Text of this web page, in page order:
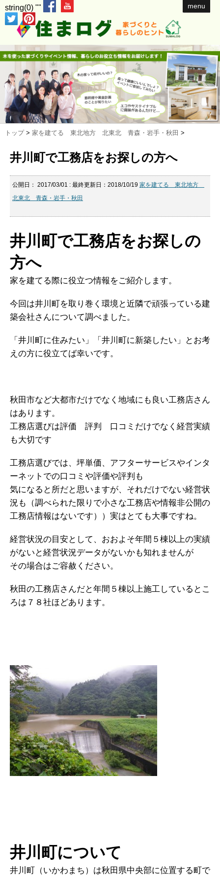
string(0) "" menu
トップ > 家を建てる 東北地方 北東北 青森・岩手・秋田 >
井川町で工務店をお探しの方へ
公開日： 2017/03/01 : 最終更新日：2018/10/19 家を建てる 東北地方
北東北 青森・岩手・秋田
井川町で工務店をお探しの
方へ
家を建てる際に役立つ情報をご紹介します。
今回は井川町を取り巻く環境と近隣で頑張っている建
築会社さんについて調べました。
「井川町に住みたい」「井川町に新築したい」とお考
えの方に役立てば幸いです。
秋田市など大都市だけでなく地域にも良い工務店さん
はあります。
工務店選びは評価 評判 口コミだけでなく経営実績
も大切です
工務店選びでは、坪単価、アフターサービスやインタ
ーネットでの口コミや評価や評判も
気になると所だと思いますが、それだけでない経営状
況も（調べられた限りで小さな工務店や情報非公開の
工務店情報はないです））実はとても大事ですね。
経営状況の目安として、おおよそ年間５棟以上の実績
がないと経営状況データがないかも知れませんが
その場合はご容赦ください。
秋田の工務店さんだと年間５棟以上施工しているとこ
ろは７８社ほどあります。
井川町について
井川町（いかわまち）は秋田県中央部に位置する町で